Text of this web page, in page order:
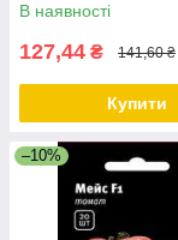
В наявності
127,44 ₴ 141,60 ₴
Купити
–10%